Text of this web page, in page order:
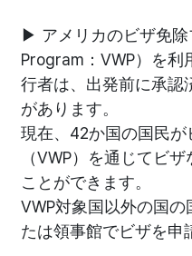
▶ アメリカのビザ免
Program：VWP）を利
行者は、出発前に承認
があります。
現在、42か国の国民が
（VWP）を通じてビ
ことができます。
VWP対象国以外の国
たは領事館でビザを申